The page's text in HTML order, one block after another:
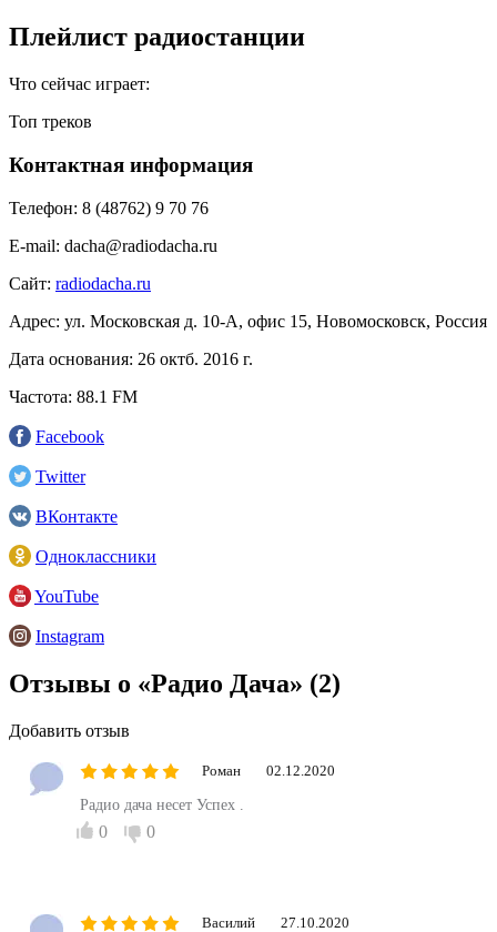
Плейлист радиостанции
Что сейчас играет:
Топ треков
Контактная информация
Телефон: 8 (48762) 9 70 76
E-mail: dacha@radiodacha.ru
Сайт: radiodacha.ru
Адрес: ул. Московская д. 10-А, офис 15, Новомосковск, Россия
Дата основания: 26 октб. 2016 г.
Частота: 88.1 FM
Facebook
Twitter
ВКонтакте
Одноклассники
YouTube
Instagram
Отзывы о «Радио Дача» (2)
Добавить отзыв
Роман 02.12.2020
Радио дача несет Успех .
0 0
Василий 27.10.2020